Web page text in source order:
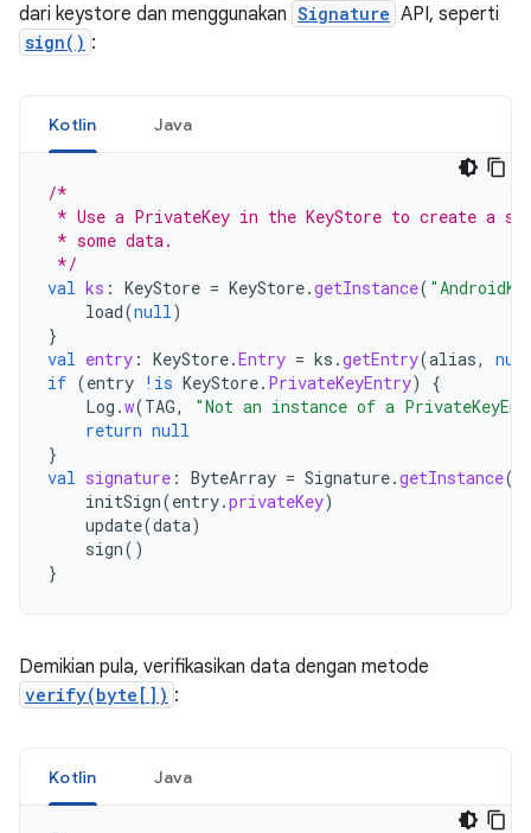
dari keystore dan menggunakan Signature API, seperti
sign() :
Kotlin Java
/*
* Use a PrivateKey in the KeyStore to create a
* some data.
*/
val ks : KeyStore = KeyStore.getInstance(
load(null)
}
val entry : KeyStore.Entry = ks .getEntry(alias,
if (entry !is KeyStore. PrivateKeyEntry)
{
Log .w(TAG,
"Not an instance of a
return null
}
val signature : ByteArray = Signature.getInstance(
initSign(entry.privateKey)
update(data)
sign()
}
Demikian pula, verifikasikan data dengan metode
verify(byte[]) :
Kotlin Java